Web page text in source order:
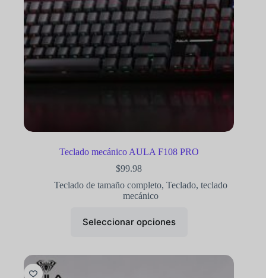
Teclado mecánico AULA F108 PRO
$99.98
Teclado de tamaño completo,Teclado,teclado
mecánico
Seleccionar opciones